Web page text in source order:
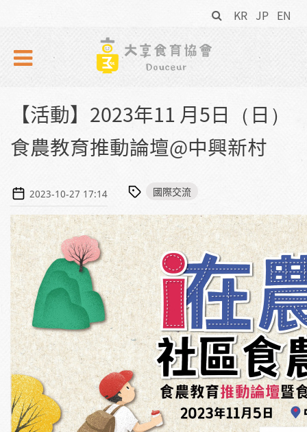
KR JP EN
搜
尋
表
【活動】2023年11 月5日（日）
食農教育推動論壇@中興新村
2023-10-27 17:14 國際交流